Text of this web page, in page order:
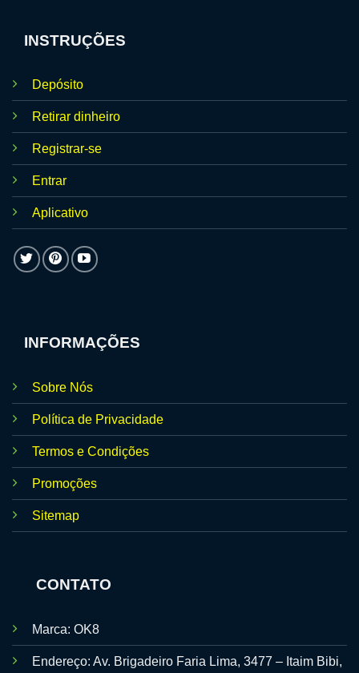
INSTRUÇÕES
Depósito
Retirar dinheiro
Registrar-se
Entrar
Aplicativo
INFORMAÇÕES
Sobre Nós
Política de Privacidade
Termos e Condições
Promoções
Sitemap
CONTATO
Marca: OK8
Endereço: Av. Brigadeiro Faria Lima, 3477 – Itaim Bibi,